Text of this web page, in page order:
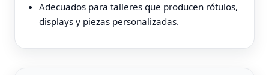
Adecuados para talleres que producen rótulos,
displays y piezas personalizadas.